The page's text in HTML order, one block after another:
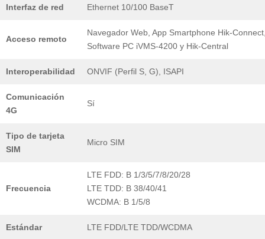
Interfaz de red Ethernet 10/100 BaseT
Acceso remoto
Navegador Web, App Smartphone Hik-
Software PC iVMS-4200 y Hik-Central
Interoperabilidad ONVIF (Perfil S, G), ISAPI
Comunicación
4G
Sí
Tipo de tarjeta
SIM
Micro SIM
Frecuencia
LTE FDD: B 1/3/5/7/8/20/28
LTE TDD: B 38/40/41
WCDMA: B 1/5/8
Estándar LTE FDD/LTE TDD/WCDMA